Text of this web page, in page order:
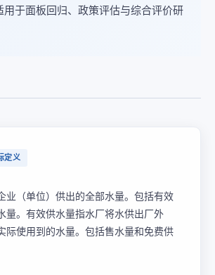
用于面板回归、政策评估与综合评价研
定义
业（单位）供出的全部水量。包括有效
量。有效供水量指水厂将水供出厂外
际使用到的水量。包括售水量和免费供